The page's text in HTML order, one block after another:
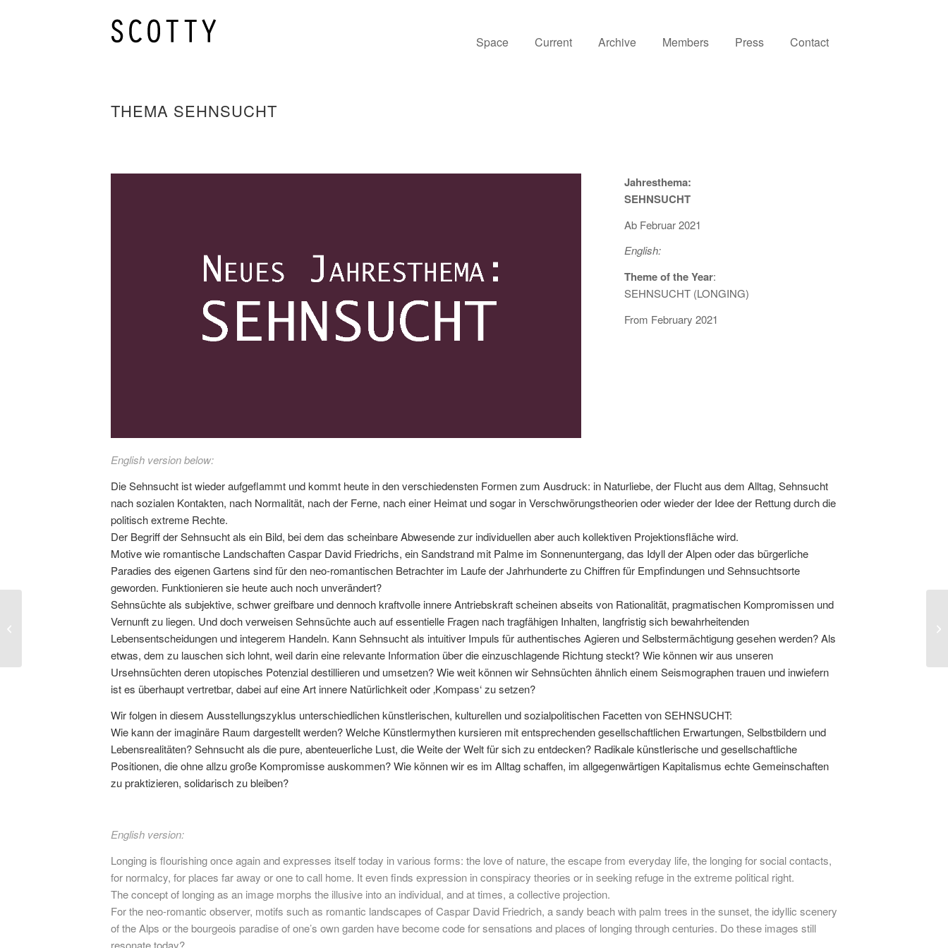
Space Current Archive Members Press Contact
THEMA SEHNSUCHT
Jahresthema:
SEHNSUCHT
Ab Februar 2021
English:
Theme of the Year:
SEHNSUCHT (LONGING)
From February 2021
English version below:
Die Sehnsucht ist wieder aufgeflammt und kommt heute in den verschiedensten Formen zum Ausdruck: in Naturliebe, der Flucht aus dem Alltag, Sehnsucht
nach sozialen Kontakten, nach Normalität, nach der Ferne, nach einer Heimat und sogar in Verschwörungstheorien oder wieder der Idee der Rettung durch die
politisch extreme Rechte.
Der Begriff der Sehnsucht als ein Bild, bei dem das scheinbare Abwesende zur individuellen aber auch kollektiven Projektionsfläche wird.
Motive wie romantische Landschaften Caspar David Friedrichs, ein Sandstrand mit Palme im Sonnenuntergang, das Idyll der Alpen oder das bürgerliche
Paradies des eigenen Gartens sind für den neo-romantischen Betrachter im Laufe der Jahrhunderte zu Chiffren für Empfindungen und Sehnsuchtsorte
geworden. Funktionieren sie heute auch noch unverändert?
Sehnsüchte als subjektive, schwer greifbare und dennoch kraftvolle innere Antriebskraft scheinen abseits von Rationalität, pragmatischen Kompromissen und
Vernunft zu liegen. Und doch verweisen Sehnsüchte auch auf essentielle Fragen nach tragfähigen Inhalten, langfristig sich bewahrheitenden
Lebensentscheidungen und integerem Handeln. Kann Sehnsucht als intuitiver Impuls für authentisches Agieren und Selbstermächtigung gesehen werden? Als
etwas, dem zu lauschen sich lohnt, weil darin eine relevante Information über die einzuschlagende Richtung steckt? Wie können wir aus unseren
Ursehnsüchten deren utopisches Potenzial destillieren und umsetzen? Wie weit können wir Sehnsüchten ähnlich einem Seismographen trauen und inwiefern
ist es überhaupt vertretbar, dabei auf eine Art innere Natürlichkeit oder ‚Kompass‘ zu setzen?
Wir folgen in diesem Ausstellungszyklus unterschiedlichen künstlerischen, kulturellen und sozialpolitischen Facetten von SEHNSUCHT:
Wie kann der imaginäre Raum dargestellt werden? Welche Künstlermythen kursieren mit entsprechenden gesellschaftlichen Erwartungen, Selbstbildern und
Lebensrealitäten? Sehnsucht als die pure, abenteuerliche Lust, die Weite der Welt für sich zu entdecken? Radikale künstlerische und gesellschaftliche
Positionen, die ohne allzu große Kompromisse auskommen? Wie können wir es im Alltag schaffen, im allgegenwärtigen Kapitalismus echte Gemeinschaften
zu praktizieren, solidarisch zu bleiben?
English version:
Longing is flourishing once again and expresses itself today in various forms: the love of nature, the escape from everyday life, the longing for social contacts,
for normalcy, for places far away or one to call home. It even finds expression in conspiracy theories or in seeking refuge in the extreme political right.
The concept of longing as an image morphs the illusive into an individual, and at times, a collective projection.
For the neo-romantic observer, motifs such as romantic landscapes of Caspar David Friedrich, a sandy beach with palm trees in the sunset, the idyllic scenery
of the Alps or the bourgeois paradise of one’s own garden have become code for sensations and places of longing through centuries. Do these images still
resonate today?